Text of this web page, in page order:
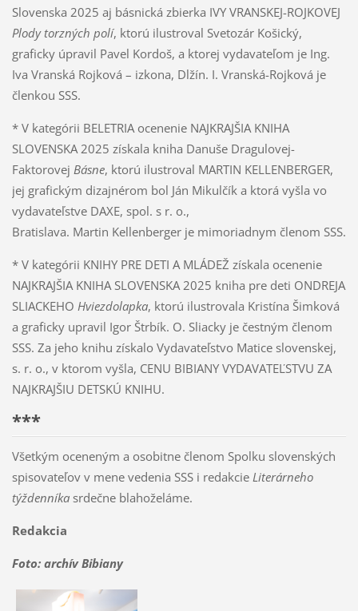
Slovenska 2025 aj básnická zbierka IVY VRANSKEJ-ROJKOVEJ
Plody torzných polí, ktorú ilustroval Svetozár Košický,
graficky úpravil Pavel Kordoš, a ktorej vydavateľom je Ing.
Iva Vranská Rojková – izkona, Dlžín. I. Vranská-Rojková je
členkou SSS.
* V kategórii BELETRIA ocenenie NAJKRAJŠIA KNIHA
SLOVENSKA 2025 získala kniha Danuše Dragulovej-
Faktorovej Básne, ktorú ilustroval MARTIN KELLENBERGER,
jej grafickým dizajnérom bol Ján Mikulčík a ktorá vyšla vo
vydavateľstve DAXE, spol. s r. o.,
Bratislava. Martin Kellenberger je mimoriadnym členom SSS.
* V kategórii KNIHY PRE DETI A MLÁDEŽ získala ocenenie
NAJKRAJŠIA KNIHA SLOVENSKA 2025 kniha pre deti ONDREJA
SLIACKEHO Hviezdolapka, ktorú ilustrovala Kristína Šimková
a graficky upravil Igor Štrbík. O. Sliacky je čestným členom
SSS. Za jeho knihu získalo Vydavateľstvo Matice slovenskej,
s. r. o., v ktorom vyšla, CENU BIBIANY VYDAVATEĽSTVU ZA
NAJKRAJŠIU DETSKÚ KNIHU.
***
Všetkým oceneným a osobitne členom Spolku slovenských
spisovateľov v mene vedenia SSS i redakcie Literárneho
týždenníkasrdečne blahoželáme.
Redakcia
Foto: archív Bibiany